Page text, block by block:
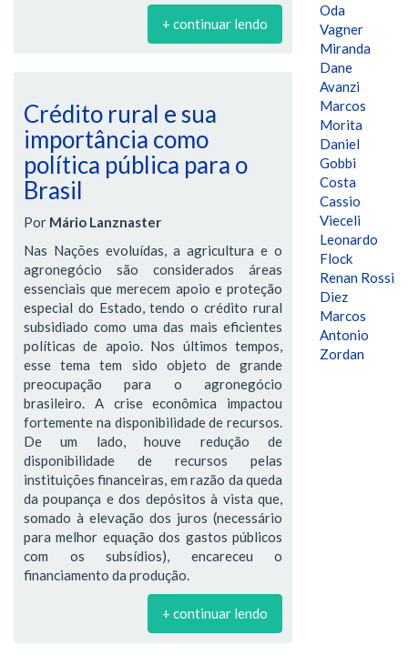
+ continuar lendo
Crédito rural e sua
importância como
política pública para o
Brasil
Por Mário Lanznaster
Nas Nações evoluídas, a agricultura e o
agronegócio são considerados áreas
essenciais que merecem apoio e proteção
especial do Estado, tendo o crédito rural
subsidiado como uma das mais eficientes
políticas de apoio. Nos últimos tempos,
esse tema tem sido objeto de grande
preocupação para o agronegócio
brasileiro. A crise econômica impactou
fortemente na disponibilidade de recursos.
De um lado, houve redução de
disponibilidade de recursos pelas
instituições financeiras, em razão da queda
da poupança e dos depósitos à vista que,
somado à elevação dos juros (necessário
para melhor equação dos gastos públicos
com os subsídios), encareceu o
financiamento da produção.
+ continuar lendo
Oda
Vagner
Miranda
Dane
Avanzi
Marcos
Morita
Daniel
Gobbi
Costa
Cassio
Vieceli
Leonardo
Flock
Renan Rossi
Diez
Marcos
Antonio
Zordan